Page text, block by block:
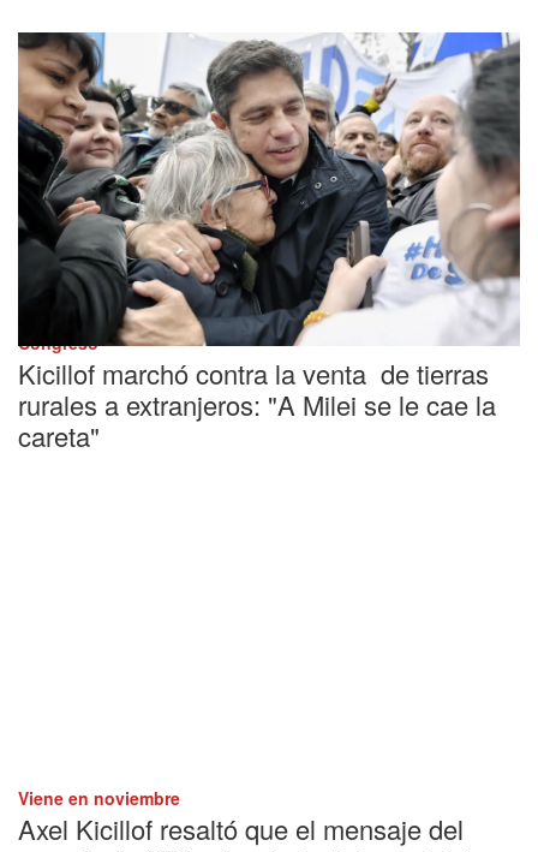
Congreso
Kicillof marchó contra la venta de tierras
rurales a extranjeros: "A Milei se le cae la
careta"
Viene en noviembre
Axel Kicillof resaltó que el mensaje del